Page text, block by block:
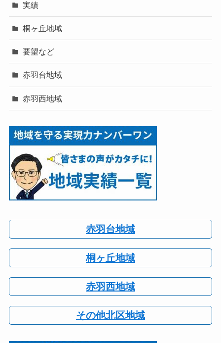
実績
桐ヶ丘地域
要望など
赤羽台地域
赤羽西地域
赤羽台地域
桐ヶ丘地域
赤羽西地域
その他北区地域